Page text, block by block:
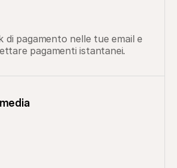
di pagamento nelle tue email e
pagamenti istantanei.